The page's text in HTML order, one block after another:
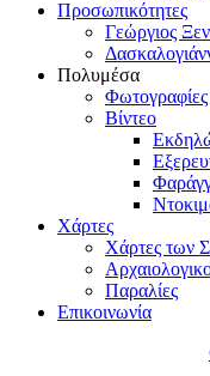
Προσωπικότητες
Γεώργιος
Πολυμέσα
Φωτογραφίες
Βίντεο
Χάρτες
Χάρτες των
Παραλίες
Επικοινωνία